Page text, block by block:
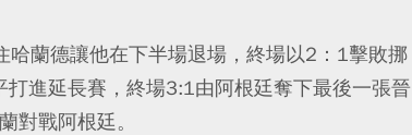
蘭德讓他在下半場退場，終場以2：1擊敗挪
進延長賽，終場3:1由阿根廷奪下最後一張晉
對戰阿根廷。